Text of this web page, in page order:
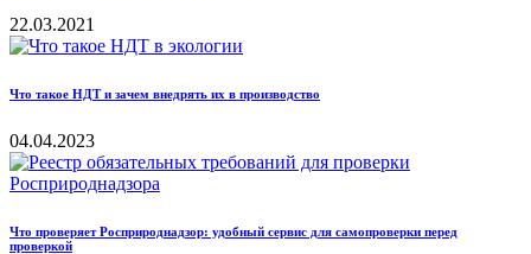
22.03.2021
Что такое НДТ и зачем внедрять их в производство
04.04.2023
Что проверяет Росприроднадзор: удобный сервис для самопроверки перед
проверкой